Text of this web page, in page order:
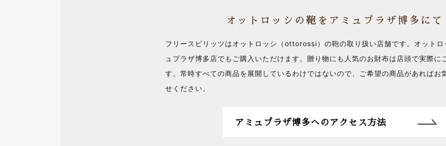
オットロッシの鞄をアミュプラザ博多にて
フリースピリッツはオットロッシ（ottorossi）の鞄の取り扱い店舗です。オット
ュプラザ博多店でもご購入いただけます。贈り物にも人気のお財布は店頭で実際に
す。常時すべての商品を展開しているわけではないので、ご希望の商品があればお
せください。
アミュプラザ博多へのアクセス方法